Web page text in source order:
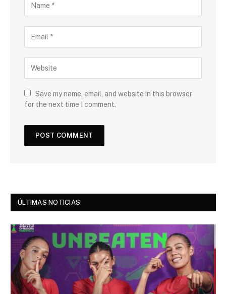
Save my name, email, and website in this browser
for the next time I comment.
ÚLTIMAS NOTICIAS